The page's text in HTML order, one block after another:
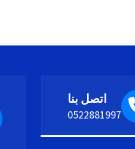
اتصل بنا
0522881997